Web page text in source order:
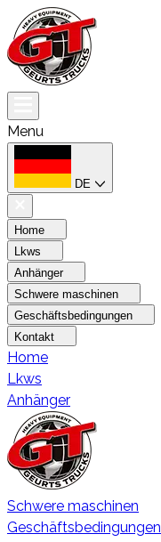
Menu
DE
Home
Lkws
Anhänger
Schwere maschinen
Geschäftsbedingungen
Kontakt
Home
Lkws
Anhänger
Schwere maschinen
Geschäftsbedingungen